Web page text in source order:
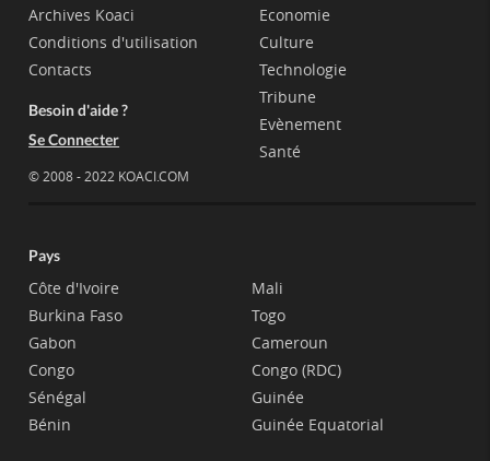
Archives Koaci
Conditions d'utilisation
Contacts
Besoin d'aide ?
Se Connecter
© 2008 - 2022 KOACI.COM
Economie
Culture
Technologie
Tribune
Evènement
Santé
Pays
Côte d'Ivoire
Burkina Faso
Gabon
Congo
Sénégal
Bénin
Mali
Togo
Cameroun
Congo (RDC)
Guinée
Guinée Equatorial